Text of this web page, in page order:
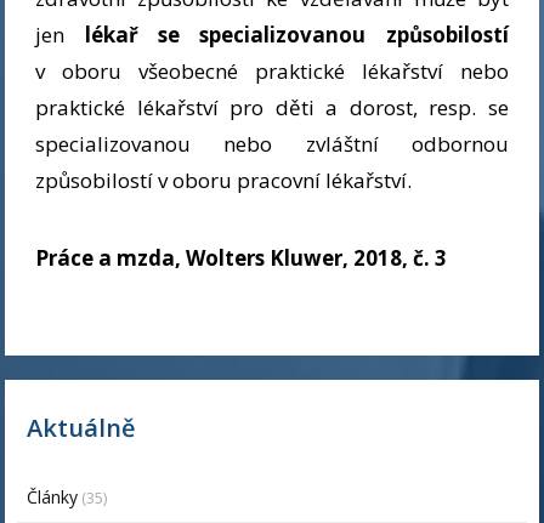
jen lékař se specializovanou způsobilostí
v oboru všeobecné praktické lékařství nebo
praktické lékařství pro děti a dorost, resp. se
specializovanou nebo zvláštní odbornou
způsobilostí v oboru pracovní lékařství.
Práce a mzda, Wolters Kluwer, 2018, č. 3
Aktuálně
Články (35)